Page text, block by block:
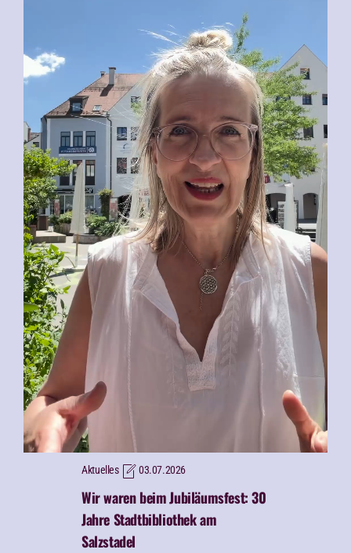
Aktuelles 03.07.2026
Wir waren beimJubiläumsfest: 30
Jahre Stadtbibliothek am
Salzstadel